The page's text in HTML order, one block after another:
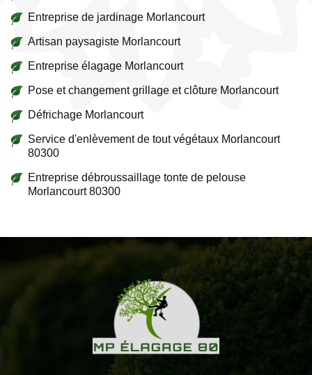
Entreprise de jardinage Morlancourt
Artisan paysagiste Morlancourt
Entreprise élagage Morlancourt
Pose et changement grillage et clôture Morlancourt
Défrichage Morlancourt
Service d'enlèvement de tout végétaux Morlancourt
80300
Entreprise débroussaillage tonte de pelouse
Morlancourt 80300